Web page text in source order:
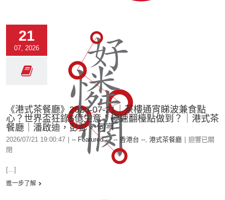
21
07, 2026
《港式茶餐廳》2026-07-21｜茶樓通宵睇波兼食點
心？世界盃狂錄5億生意！極速翻檯點做到？｜港式茶
餐廳｜潘啟迪，彭彭，何亨
2026/07/21 19:00:47 -- Featured --,-- 香港台 --, 港式茶餐廳
迴響已關
閉
[...]
進一步了解